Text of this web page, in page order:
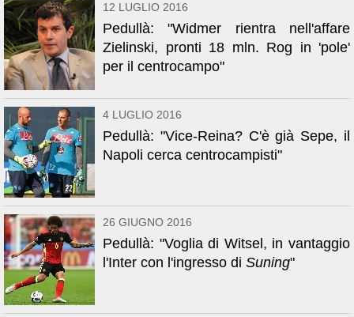
12 LUGLIO 2016
Pedullà: "Widmer rientra nell'affare
Zielinski, pronti 18 mln. Rog in 'pole'
per il centrocampo"
4 LUGLIO 2016
Pedullà: "Vice-Reina? C'è già Sepe, il
Napoli cerca centrocampisti"
26 GIUGNO 2016
Pedullà: "Voglia di Witsel, in vantaggio
l'Inter con l'ingresso di Suning"